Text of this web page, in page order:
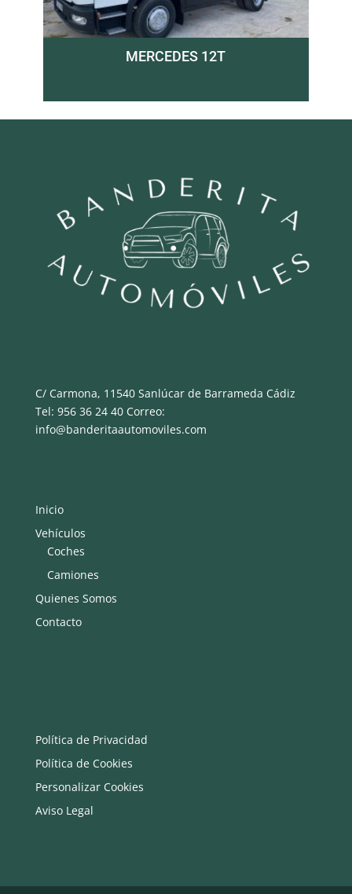
MERCEDES 12T
C/ Carmona, 11540 Sanlúcar de Barrameda Cádiz
Tel: 956 36 24 40 Correo:
info@banderitaautomoviles.com
Inicio
Vehículos
Coches
Camiones
Quienes Somos
Contacto
Política de Privacidad
Política de Cookies
Personalizar Cookies
Aviso Legal